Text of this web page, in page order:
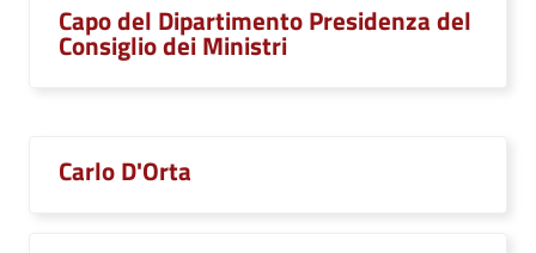
Capo del Dipartimento Presidenza del
Consiglio dei Ministri
Carlo D'Orta